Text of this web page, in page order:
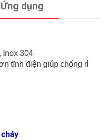
Ứng dụng
Inox 304
tĩnh điện giúp chống rỉ